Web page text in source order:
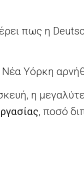
πως η
Υόρκη
η
, ποσό